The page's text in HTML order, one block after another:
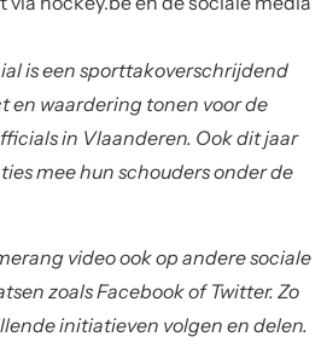
is een sporttakoverschrijdend
en waardering tonen voor de
in Vlaanderen. Ook dit jaar
mee hun schouders onder de
video ook op andere sociale
zoals Facebook of Twitter. Zo
initiatieven volgen en delen.